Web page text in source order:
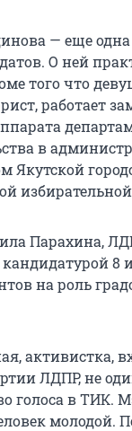
— еще
О ней
того что
работает
в
Якутской
Парахина,
8
на роль
активистка,
ЛДПР, не
голоса в ТИК.
молодой.